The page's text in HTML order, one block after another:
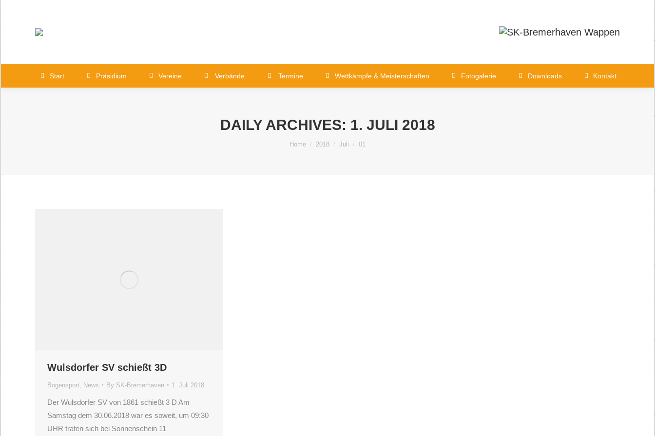
Start Präsidium Vereine Verbände Termine Wettkämpfe & Meisterschaften Fotogalerie Downloads Kontakt
DAILY ARCHIVES: 1. JULI 2018
You are here:
Home 2018 Juli 01
Wulsdorfer SV schießt 3D
Bogensport News By SK-Bremerhaven 1. Juli 2018
Der Wulsdorfer SV von 1861 schießt 3 D Am
Samstag dem 30.06.2018 war es soweit, um 09:30
UHR trafen sich bei Sonnenschein 11